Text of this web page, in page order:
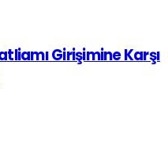
Girişimine Karşı